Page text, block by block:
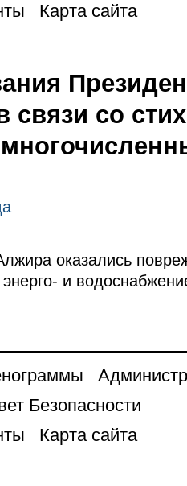
Карта сайта
связи со
оказались
и
Безопасности
Карта сайта